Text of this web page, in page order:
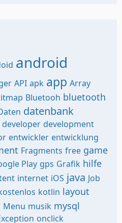
android
API apk app Array
Bluetooh bluetooth
datenbank
developer development
entwickler entwicklung
Fragments free game
Play gps Grafik hilfe
internet iOS java Job
kotlin layout
Menu musik mysql
onclick